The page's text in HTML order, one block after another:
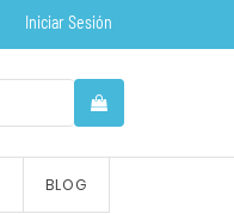
Iniciar Sesión
BLOG